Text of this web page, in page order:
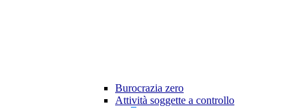
Burocrazia zero
Attività soggette a controllo